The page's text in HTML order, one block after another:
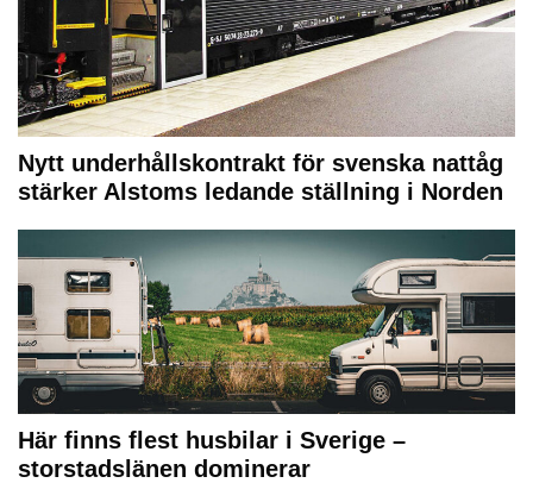
Nytt underhållskontrakt för svenska nattåg
stärker Alstoms ledande ställning i Norden
Här finns flest husbilar i Sverige –
storstadslänen dominerar